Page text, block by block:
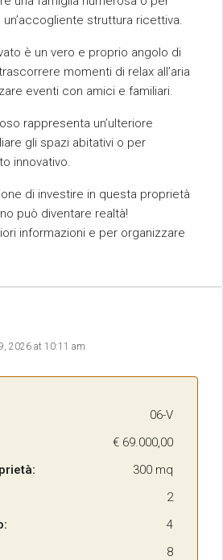
struttura ricettiva.
è un vero e proprio angolo di
momenti di relax all’aria
eventi con amici e familiari.
rappresenta un’ulteriore
gli spazi abitativi o per
innovativo.
di investire in questa proprietà
può diventare realtà!
informazioni e per organizzare
2026 at 10:11 am
06-V
€ 69.000,00
300 mq
2
4
8